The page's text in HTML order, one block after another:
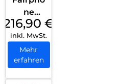
ne
Fairbud
s XL
(2025)
Horizon
216,90 €
inkl. MwSt.
Mehr
erfahren